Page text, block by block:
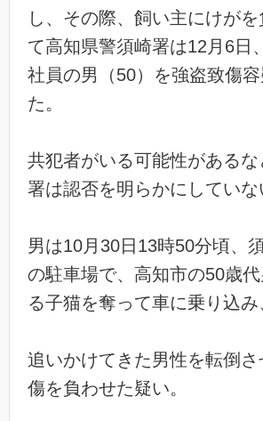
し、その際、飼い主にけが
て高知県警須崎署は12月6日
社員の男（50）を強盗致傷
た。
共犯者がいる可能性があるな
署は認否を明らかにしていな
男は10月30日13時50分頃、
の駐車場で、高知市の50歳
る子猫を奪って車に乗り込み
追いかけてきた男性を転倒
傷を負わせた疑い。